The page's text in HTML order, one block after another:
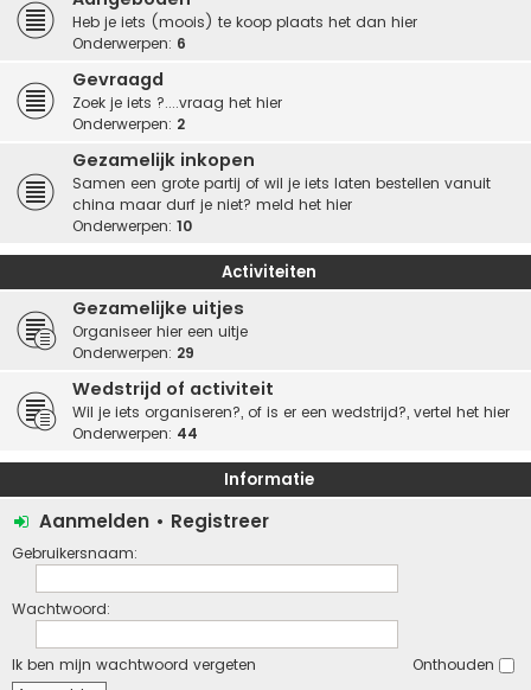
Heb je iets (moois) te koop plaats het dan hier
Onderwerpen: 6
Gevraagd
Zoek je iets ?....vraag het hier
Onderwerpen: 2
Gezamelijk inkopen
Samen een grote partij of wil je iets laten bestellen vanuit
china maar durf je niet? meld het hier
Onderwerpen: 10
Activiteiten
Gezamelijke uitjes
Organiseer hier een uitje
Onderwerpen: 29
Wedstrijd of activiteit
Wil je iets organiseren?, of is er een wedstrijd?, vertel het hier
Onderwerpen: 44
Informatie
Aanmelden • Registreer
Gebruikersnaam:
Wachtwoord:
Ik ben mijn wachtwoord vergeten Onthouden